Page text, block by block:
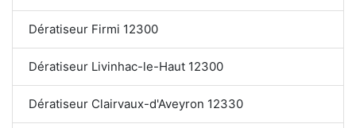
Dératiseur Firmi 12300
Dératiseur Livinhac-le-Haut 12300
Dératiseur Clairvaux-d'Aveyron 12330